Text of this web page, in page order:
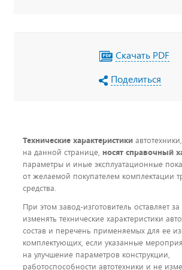
Скачать PDF
Поделиться
Технические характеристики
на данной странице, носят справочный
параметры и иные эксплуатационные
от желаемой покупателем комплектации
средства.
При этом завод-изготовитель оставляет
изменять технические характеристики
состав и перечень применяемых для ее
комплектующих, если указанные
на улучшение параметров конструкции,
работоспособности автотехники и не